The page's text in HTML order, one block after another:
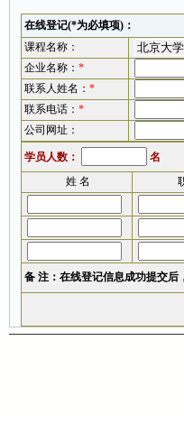
在线登记(*为必填项)：
课程名称：
企业名称： *
联系人姓名： *
联系电话： *
公司网址：
学员人数：
名
姓 名
备 注：在线登记信息成功提交